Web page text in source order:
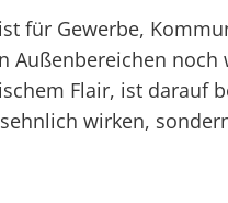
für Gewerbe,
Flair, ist darauf
wirken,